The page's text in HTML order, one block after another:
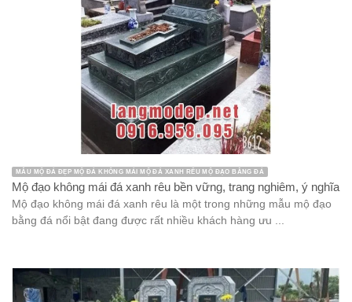
MẪU MỘ ĐÁ ĐẸP MỘ ĐÁ KHÔNG MÁI MỘ ĐÁ XANH RÊU MỘ ĐẠO BẰNG ĐÁ
Mộ đạo không mái đá xanh rêu bền vững, trang nghiêm, ý nghĩa
Mộ đạo không mái đá xanh rêu là một trong những mẫu mộ đạo
bằng đá nổi bật đang được rất nhiều khách hàng ưu ...